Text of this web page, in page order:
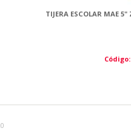
TIJERA ESCOLAR MAE